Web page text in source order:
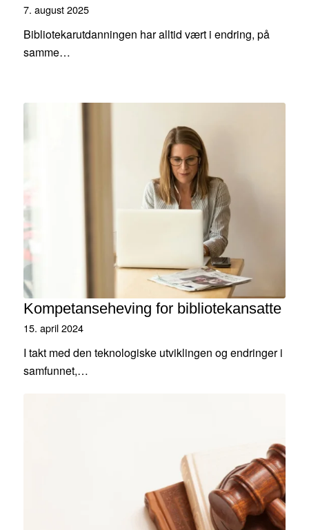
7. august 2025
Bibliotekarutdanningen har alltid vært i endring, på
samme…
Kompetanseheving for bibliotekansatte
15. april 2024
I takt med den teknologiske utviklingen og endringer i
samfunnet,…